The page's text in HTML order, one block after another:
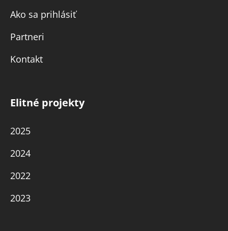
Ako sa prihlásiť
Partneri
Kontakt
Elitné projekty
2025
2024
2022
2023